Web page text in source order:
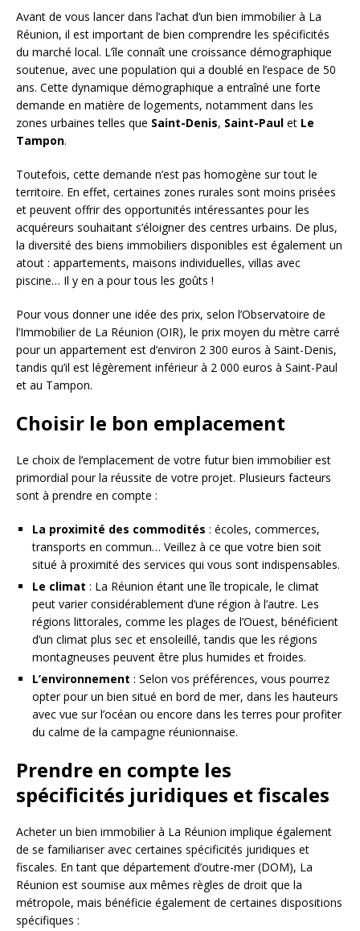
Avant de vous lancer dans l’achat d’un bien immobilier à La
Réunion, il est important de bien comprendre les spécificités
du marché local. L’île connaît une croissance démographique
soutenue, avec une population qui a doublé en l’espace de 50
ans. Cette dynamique démographique a entraîné une forte
demande en matière de logements, notamment dans les
zones urbaines telles que Saint-Denis, Saint-Paul et Le
Tampon.
Toutefois, cette demande n’est pas homogène sur tout le
territoire. En effet, certaines zones rurales sont moins prisées
et peuvent offrir des opportunités intéressantes pour les
acquéreurs souhaitant s’éloigner des centres urbains. De plus,
la diversité des biens immobiliers disponibles est également un
atout : appartements, maisons individuelles, villas avec
piscine… Il y en a pour tous les goûts !
Pour vous donner une idée des prix, selon l’Observatoire de
l’Immobilier de La Réunion (OIR), le prix moyen du mètre carré
pour un appartement est d’environ 2 300 euros à Saint-Denis,
tandis qu’il est légèrement inférieur à 2 000 euros à Saint-Paul
et au Tampon.
Choisir le bon emplacement
Le choix de l’emplacement de votre futur bien immobilier est
primordial pour la réussite de votre projet. Plusieurs facteurs
sont à prendre en compte :
La proximité des commodités : écoles, commerces,
transports en commun… Veillez à ce que votre bien soit
situé à proximité des services qui vous sont indispensables.
Le climat : La Réunion étant une île tropicale, le climat
peut varier considérablement d’une région à l’autre. Les
régions littorales, comme les plages de l’Ouest, bénéficient
d’un climat plus sec et ensoleillé, tandis que les régions
montagneuses peuvent être plus humides et froides.
L’environnement : Selon vos préférences, vous pourrez
opter pour un bien situé en bord de mer, dans les hauteurs
avec vue sur l’océan ou encore dans les terres pour profiter
du calme de la campagne réunionnaise.
Prendre en compte les
spécificités juridiques et fiscales
Acheter un bien immobilier à La Réunion implique également
de se familiariser avec certaines spécificités juridiques et
fiscales. En tant que département d’outre-mer (DOM), La
Réunion est soumise aux mêmes règles de droit que la
métropole, mais bénéficie également de certaines dispositions
spécifiques :